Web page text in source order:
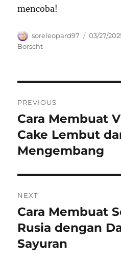
mencoba!
Author
soreleopard97
Posted
03/27/
Borscht
pos
PREVIOUS
Previous
post:
Cara Membuat
Cake Lembut
Mengembang
NEXT
Next
post:
Cara Membuat
Rusia dengan
Sayuran